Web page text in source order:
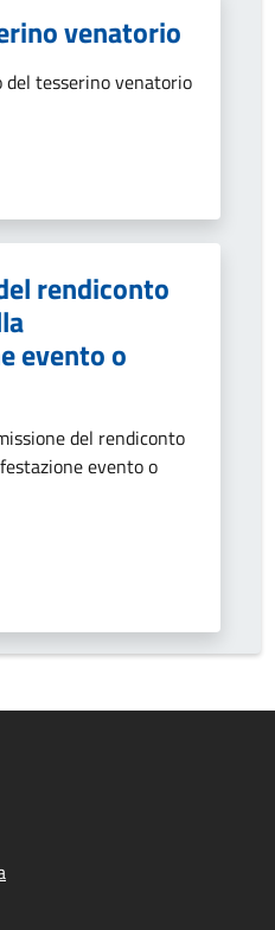
venatorio
tesserino venatorio
rendiconto
evento o
del rendiconto
evento o